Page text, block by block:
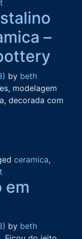
–
by beth
modelagem
decorada com
ceramica,
em
by beth